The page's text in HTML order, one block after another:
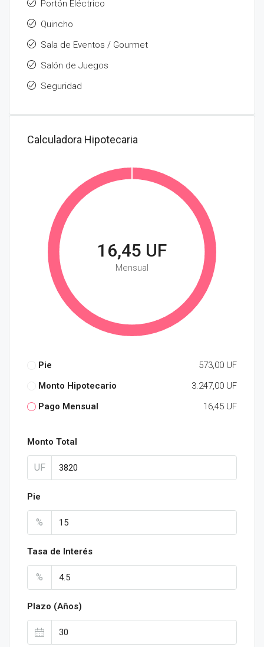
Portón Eléctrico
Quincho
Sala de Eventos / Gourmet
Salón de Juegos
Seguridad
Calculadora Hipotecaria
16,45 UF
Mensual
Pie
573,00 UF
Monto Hipotecario
3.247,00 UF
Pago Mensual
16,45 UF
Monto Total
UF
Pie
%
Tasa de Interés
%
Plazo (Años)